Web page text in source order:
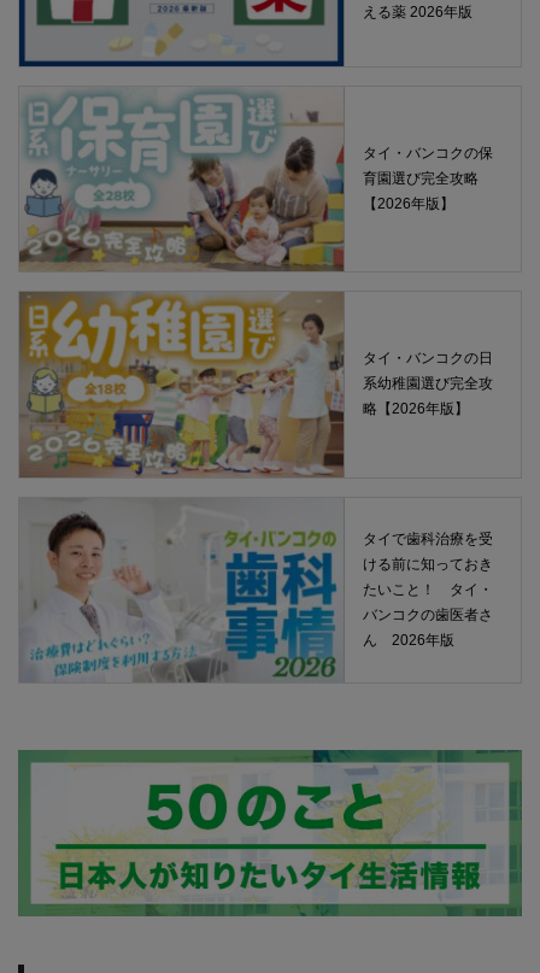
える薬 2026年版
タイ・バンコクの保
育園選び完全攻略
【2026年版】
タイ・バンコクの日
系幼稚園選び完全攻
略【2026年版】
タイで歯科治療を受
ける前に知っておき
たいこと！ タイ・
バンコクの歯医者さ
ん 2026年版